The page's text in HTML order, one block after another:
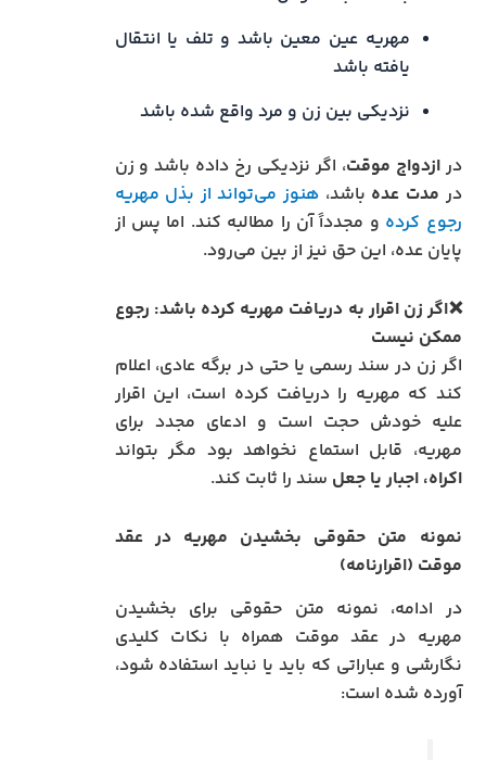
مهریه عین معین باشد و تلف یا انتقال
یافته باشد
نزدیکی بین زن و مرد واقع شده باشد
درازدواج موقت، اگر نزدیکی رخ داده باشد و زن
در مدت عده باشد، هنوز می‌تواند از بذل مهریه
رجوع کرده و مجدداً آن را مطالبه کند. اما پس از
پایان عده، این حق نیز از بین می‌رود.
❌اگر زن اقرار به دریافت مهریه کرده باشد: رجوع
ممکن نیست
اگر زن در سند رسمی یا حتی در برگه عادی، اعلام
کند که مهریه را دریافت کرده است، این اقرار
علیه خودش حجت است و ادعای مجدد برای
مهریه، قابل استماع نخواهد بود مگر بتواند
اکراه، اجبار یا جعل سند را ثابت کند.
نمونه متن حقوقی بخشیدن مهریه در عقد
موقت (اقرارنامه)
در ادامه، نمونه متن حقوقی برای بخشیدن
مهریه در عقد موقت همراه با نکات کلیدی
نگارشی و عباراتی که باید یا نباید استفاده شود،
آورده شده است: